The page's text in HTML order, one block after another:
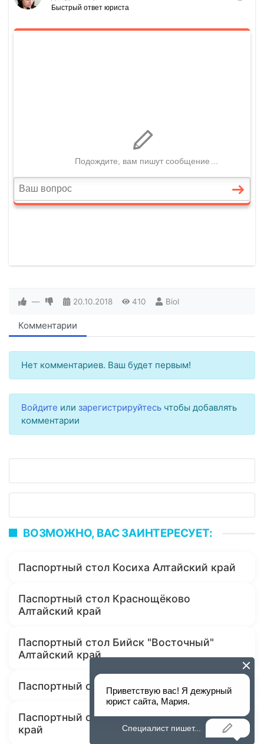
— 20.10.2018 410 Biol
Комментарии
Нет комментариев. Ваш будет первым!
Войдите или зарегистрируйтесь чтобы добавлять
комментарии
ВОЗМОЖНО, ВАС ЗАИНТЕРЕСУЕТ:
Паспортный стол Косиха Алтайский край
Паспортный стол Краснощёково
Алтайский край
Паспортный стол Бийск "Восточный"
Алтайский край
Паспортный стол Бийск Алтайский край
Паспортный стол Шипуново Алтайский
край